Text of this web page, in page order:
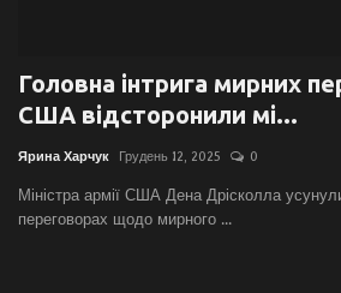
English Ukraine
Головна інтрига мирних
США відсторонили мі...
Ярина Харчук Грудень 12, 2025 0
Міністра армії США Дена Дрісколла
переговорах щодо мирного ...